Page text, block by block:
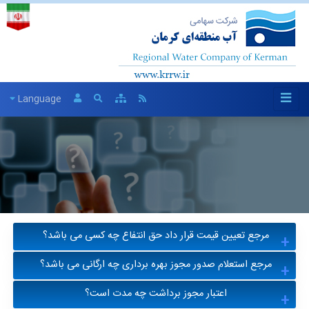
Language
مرجع تعیین قیمت قرار داد حق انتفاع چه کسی می باشد؟
قیمت قرارداد حق انتفاع توسط کارشناس منتخب هیئت
مدیره تعیین می گردد.
مرجع استعلام صدور مجوز بهره برداری چه ارگانی می باشد؟
پس از استعلام سازمان صمت امکان بررسی و انعقاد قرارداد
اعتبار مجوز برداشت چه مدت است؟